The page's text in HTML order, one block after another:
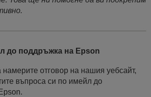
до поддръжка на Epson
отговор на нашия уебсайт,
въпроса си по имейл до